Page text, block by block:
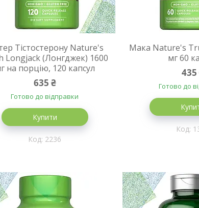
Тістостерону Nature's
Longjack (Лонгджек) 1600
на порцію, 120 капсул
635 ₴
Готово до відправки
Купити
2236
Мака Nature's
мг 60
435
Готово до